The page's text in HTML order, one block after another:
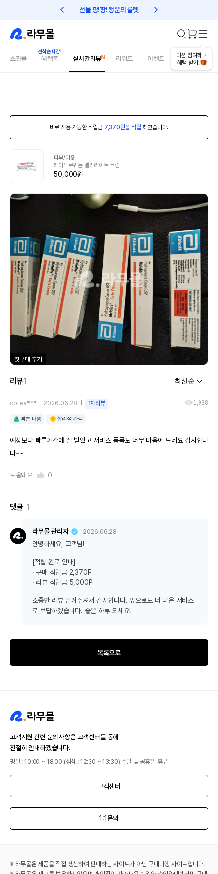
선물 팡!팡! 행운의 룰렛 친구초대 1만원 리워드!
미션 참여하고
혜택 받기!
쇼핑몰 혜택존 실시간리뷰 리워드 이벤트 건강매거진
바로 사용 가능한 적립금 7,370원을 적립 하였습니다.
피부/미용
하이드로퀴논 멜라라이트 크림
50,000원
첫구매 후기
리뷰1
corea*** 2026.06.28 1차리뷰 1,938
빠른 배송 합리적 가격
예상보다 빠른기간에 잘 받았고 서비스 품목도 너무 마음에 드네요 감사합니
다~~
도움돼요 0
댓글 1
라무몰 관리자 2026.06.28
안녕하세요, 고객님!
[적립 완료 안내]
· 구매 적립금 2,370P
· 리뷰 적립금 5,000P
소중한 리뷰 남겨주셔서 감사합니다. 앞으로도 더 나은 서비스
로 보답하겠습니다. 좋은 하루 되세요!
목록으로
고객지원 관련 문의사항은 고객센터를 통해
친절히 안내하겠습니다.
평일 : 10:00 ~ 18:00 (점심 : 12:30 ~ 13:30) 주말 및 공휴일 휴무
고객센터
1:1문의
※ 라무몰은 제품을 직접 생산하여 판매하는 사이트가 아닌 구매대행 사이트입니다.